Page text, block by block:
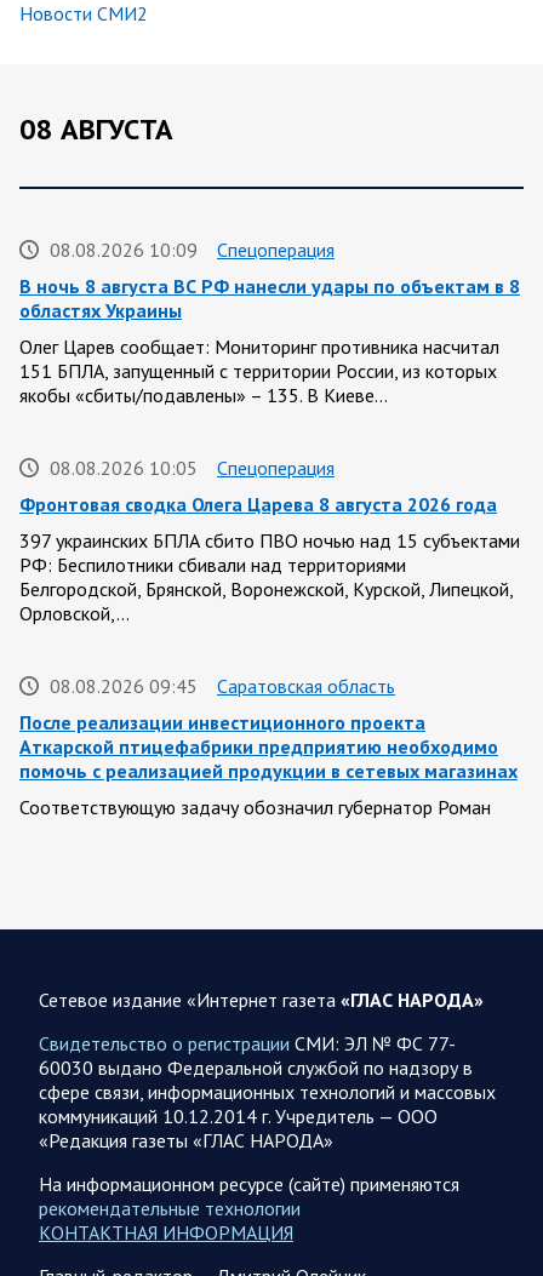
Новости СМИ2
08 АВГУСТА
08.08.2026 10:09
Спецоперация
В ночь 8 августа ВС РФ нанесли удары по объектам в 8
областях Украины
Олег Царев сообщает: Мониторинг противника насчитал
151 БПЛА, запущенный с территории России, из которых
якобы «сбиты/подавлены» – 135. В Киеве…
08.08.2026 10:05
Спецоперация
Фронтовая сводка Олега Царева 8 августа 2026 года
397 украинских БПЛА сбито ПВО ночью над 15 субъектами
РФ: Беспилотники сбивали над территориями
Белгородской, Брянской, Воронежской, Курской, Липецкой,
Орловской,…
08.08.2026 09:45
Саратовская область
После реализации инвестиционного проекта
Аткарской птицефабрики предприятию необходимо
помочь с реализацией продукции в сетевых магазинах
Соответствующую задачу обозначил губернатор Роман
На Кумысной поляне Саратове проводится
дератизация
Как сообщили в министерстве природных ресурсов и
экологии области, обработку территории отравляющим
веществом планируется произвести с 7 по 10 августа…
Бусаргин: Уважаемые спортсмены, тренеры, участники
физкультурного движения, ветераны и любители
Сетевое издание «Интернет газета «ГЛАС НАРОДА»
Свидетельство о регистрации СМИ: ЭЛ № ФС 77-
60030 выдано Федеральной службой по надзору в
сфере связи, информационных технологий и массовых
коммуникаций 10.12.2014 г. Учредитель — ООО
«Редакция газеты «ГЛАС НАРОДА»
На информационном ресурсе (сайте) применяются
рекомендательные технологии
КОНТАКТНАЯ ИНФОРМАЦИЯ